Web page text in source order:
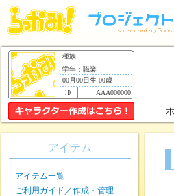
種族
学年：職業
00月00日生 00歳
AAA000000
アイテム
アイテム一覧
ご利用ガイド／作成・管理